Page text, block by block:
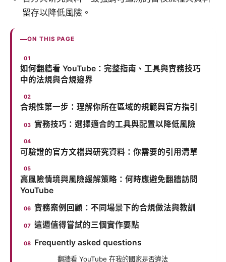
留存以降低風險。
ON THIS PAGE
如何翻牆看 YouTube：完整指南、工具與實務技巧
中的法規與合規邊界
合規性第一步：理解你所在區域的規範與官方指引
實務技巧：選擇適合的工具與配置以降低風險
可驗證的官方文檔與研究資料：你需要的引用清單
高風險情境與風險緩解策略：何時應避免翻牆訪問
YouTube
實務案例回顧：不同場景下的合規做法與教訓
這週值得嘗試的三個實作要點
Frequently asked questions
翻牆看 YouTube 在我的國家是否違法